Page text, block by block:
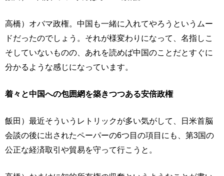
高橋）オバマ政権。中国も一緒に入れてやろうというムー
ドだったのでしょう。それが様変わりになって、名指しこ
そしていないものの、あれを読めば中国のことだとすぐに
分かるような感じになっています。
着々と中国への包囲網を築きつつある安倍政権
飯田）最近そういうレトリックが多い気がして、日米首脳
会談の後に出されたペーパーの6つ目の項目にも、第3国の
公正な経済取引や貿易を守って行こうと。